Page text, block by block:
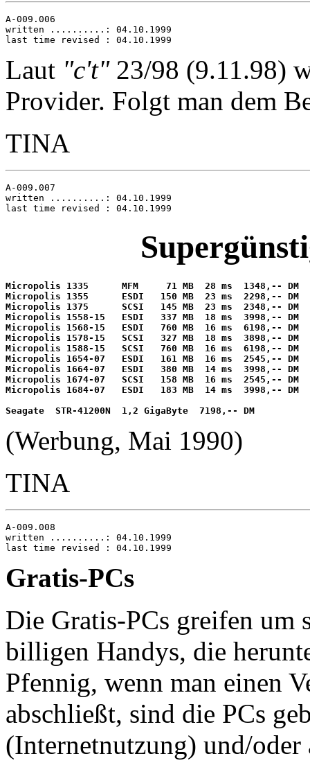
A-009.006
written ..........: 04.10.1999
Laut "c't"23/98 (9.11.98)
Provider. Folgt man dem
TINA
A-009.007
written ..........: 04.10.1999
Micropolis 1335      MFM     71 MB  28 ms  1348,-- DM
Micropolis 1355      ESDI   150 MB  23 ms  2298,-- DM
Micropolis 1375      SCSI   145 MB  23 ms  2348,-- DM
Micropolis 1558-15   ESDI   337 MB  18 ms  3998,-- DM
Micropolis 1568-15   ESDI   760 MB  16 ms  6198,-- DM
Micropolis 1578-15   SCSI   327 MB  18 ms  3898,-- DM
Micropolis 1588-15   SCSI   760 MB  16 ms  6198,-- DM
Micropolis 1654-07   ESDI   161 MB  16 ms  2545,-- DM
Micropolis 1664-07   ESDI   380 MB  14 ms  3998,-- DM
Micropolis 1674-07   SCSI   158 MB  16 ms  2545,-- DM
Micropolis 1684-07   ESDI   183 MB  14 ms  3998,-- DM
Seagate  STR-41200N  1,2 GigaByte  7198,-- DM
(Werbung, Mai 1990)
TINA
A-009.008
written ..........: 04.10.1999
Gratis-PCs
Die Gratis-PCs greifen um
billigen Handys, die
Pfennig, wenn man einen
abschließt, sind die PCs
(Internetnutzung) und/oder